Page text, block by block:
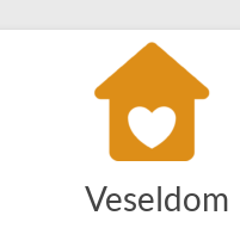
Veseldom